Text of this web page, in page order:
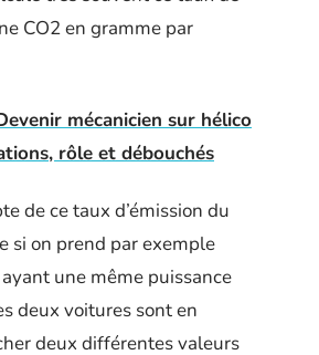
CO2 en gramme par
mécanicien sur hélico
rôle et débouchés
de ce taux d’émission du
si on prend par exemple
une même puissance
deux voitures sont en
deux différentes valeurs